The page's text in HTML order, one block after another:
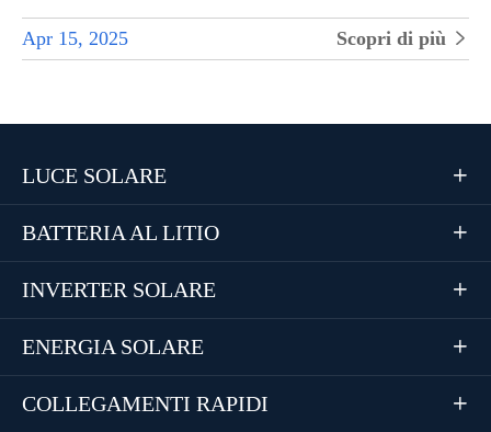
Apr 15, 2025 Scopri di più 
LUCE SOLARE 
BATTERIA AL LITIO 
INVERTER SOLARE 
ENERGIA SOLARE 
COLLEGAMENTI RAPIDI 